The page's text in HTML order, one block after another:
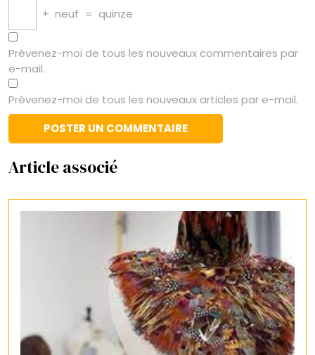
+ neuf = quinze
Prévenez-moi de tous les nouveaux commentaires par
e-mail.
Prévenez-moi de tous les nouveaux articles par e-mail.
Article associé